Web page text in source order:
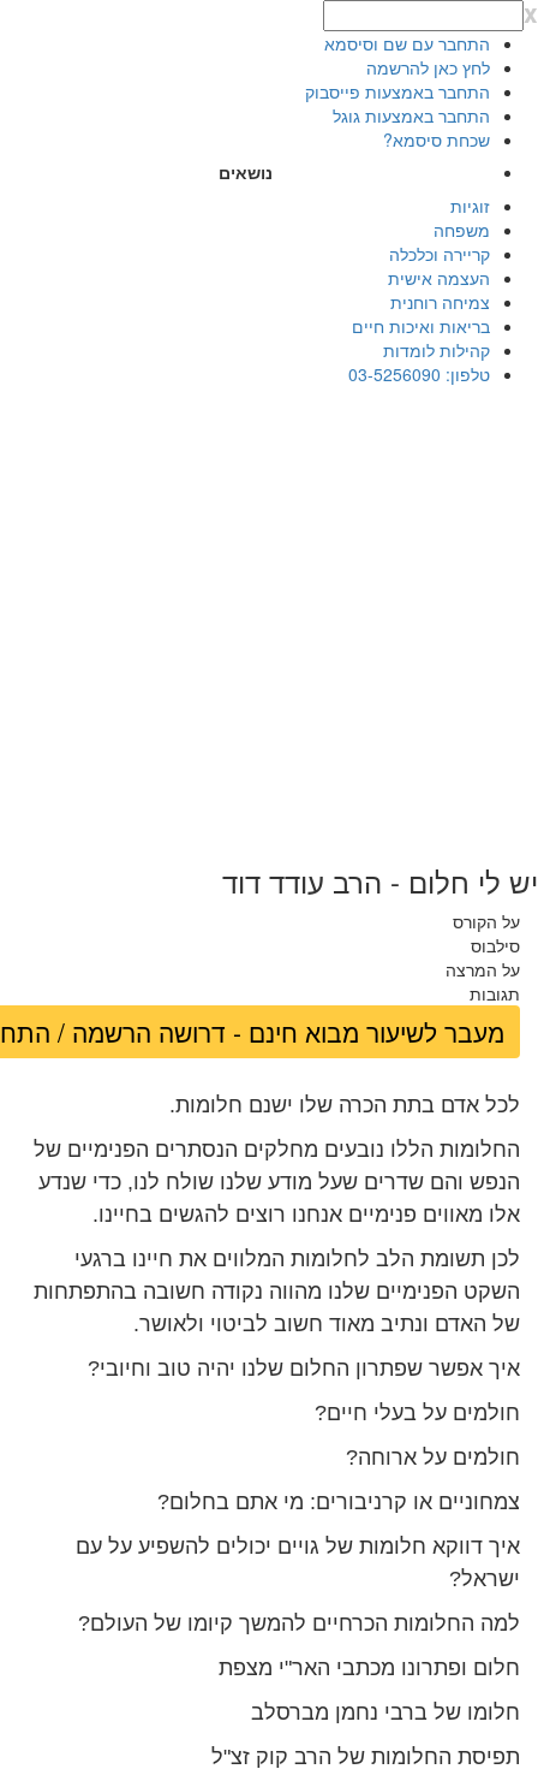
x
התחבר עם שם וסיסמא
לחץ כאן להרשמה
התחבר באמצעות פייסבוק
התחבר באמצעות גוגל
שכחת סיסמא?
נושאים
זוגיות
משפחה
קריירה וכלכלה
העצמה אישית
צמיחה רוחנית
בריאות ואיכות חיים
קהילות לומדות
טלפון: 03-5256090
יש לי חלום - הרב עודד דוד
על הקורס
סילבוס
על המרצה
תגובות
מעבר לשיעור מבוא חינם - דרושה הרשמה /
לכל אדם בתת הכרה שלו ישנם חלומות.
החלומות הללו נובעים מחלקים הנסתרים הפנימיים של
הנפש והם שדרים שעל מודע שלנו שולח לנו, כדי שנדע
אלו מאווים פנימיים אנחנו רוצים להגשים בחיינו.
לכן תשומת הלב לחלומות המלווים את חיינו ברגעי
השקט הפנימיים שלנו מהווה נקודה חשובה בהתפתחות
של האדם ונתיב מאוד חשוב לביטוי ולאושר.
איך אפשר שפתרון החלום שלנו יהיה טוב וחיובי?
חולמים על בעלי חיים?
חולמים על ארוחה?
צמחוניים או קרניבורים: מי אתם בחלום?
איך דווקא חלומות של גויים יכולים להשפיע על עם
ישראל?
למה החלומות הכרחיים להמשך קיומו של העולם?
חלום ופתרונו מכתבי האר"י מצפת
חלומו של ברבי נחמן מברסלב
תפיסת החלומות של הרב קוק זצ"ל